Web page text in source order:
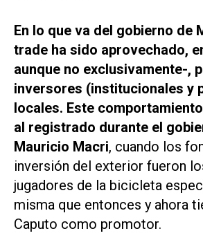
En lo que va del gobierno de
trade ha sido aprovechado,
aunque no exclusivamente-,
inversores (institucionales y
locales. Este
al registrado durante el
Mauricio Macri, cuando los
inversión del exterior fueron
jugadores de la bicicleta
misma que entonces y ahora
Caputo como promotor.